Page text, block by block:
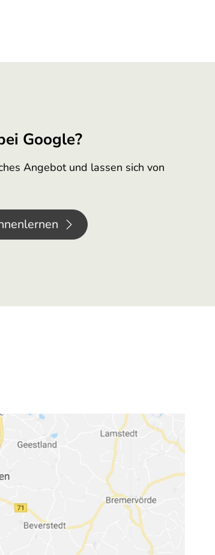
Google?
Angebot und lassen sich von